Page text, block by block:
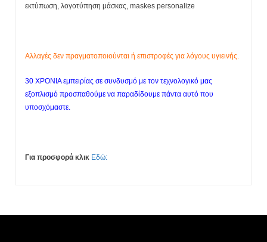
εκτύπωση, λογοτύπηση μάσκας, maskes personalize
Αλλαγές δεν πραγματοποιούνται ή επιστροφές για λόγους υγιεινής.
30 ΧΡΟΝΙΑ εμπειρίας σε συνδυσμό με τον τεχνολογικό μας
εξοπλισμό προσπαθούμε να παραδίδουμε πάντα αυτό που
υποσχόμαστε.
Για προσφορά κλικ Εδώ: